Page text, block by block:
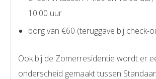
10.00 uur
borg van €60 (teruggave bij check-
Ook bij de Zomerresidentie wordt er
onderscheid gemaakt tussen